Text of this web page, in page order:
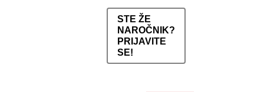
STE ŽE
NAROČNIK?
PRIJAVITE
SE!